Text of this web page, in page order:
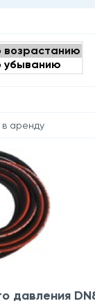
в аренду
давления